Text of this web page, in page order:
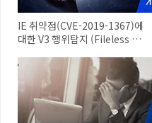
IE 취약점(CVE-2019-1367)에
대한 V3 행위탐지 (Fileless 형